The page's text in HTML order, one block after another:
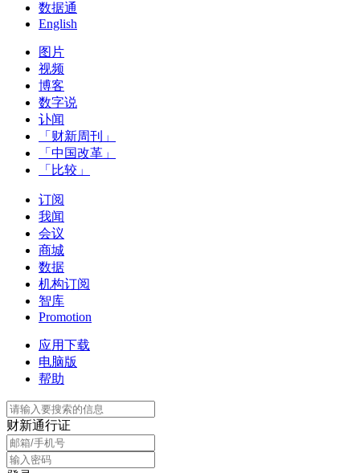
数据通
English
图片
视频
博客
数字说
讣闻
「财新周刊」
「中国改革」
「比较」
订阅
我闻
会议
商城
数据
机构订阅
智库
Promotion
应用下载
电脑版
帮助
财新通行证